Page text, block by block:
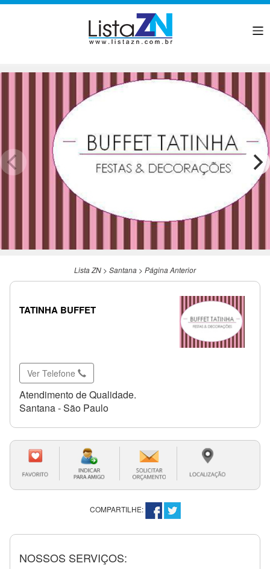
Lista ZN > Santana > Página Anterior
TATINHA BUFFET
Ver Telefone
Atendimento de Qualidade.
Santana - São Paulo
COMPARTILHE:
NOSSOS SERVIÇOS: